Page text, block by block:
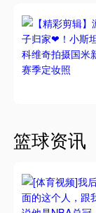
篮球资讯